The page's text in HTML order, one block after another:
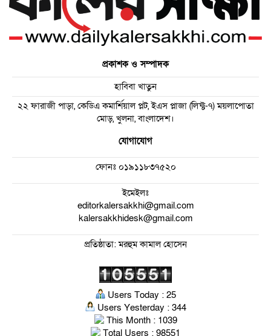
প্রকাশক ও সম্পাদক
হাবিবা খাতুন
২২ ফারাজী পাড়া, কেডিএ কমার্শিয়াল প্লট, ইএস প্লাজা (লিফ্ট-৭) ময়লাপোতা
মোড়, খুলনা, বাংলাদেশ।
যোগাযোগ
ফোনঃ০১৯১১৮৩৭৫২০
ইমেইলঃ
editorkalersakkhi@gmail.com
kalersakkhidesk@gmail.com
প্রতিষ্ঠাতা: মরহুম কামাল হোসেন
Users Today : 25
Users Yesterday : 344
This Month : 1039
Total Users : 98551